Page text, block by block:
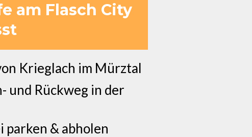
am Flasch City
Krieglach im Mürztal
und Rückweg in der
& abholen